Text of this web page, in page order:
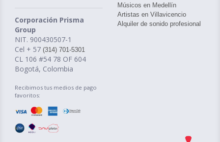
Corporación Prisma
Group
NIT. 900430507-1
Cel + 57 (314) 701-5301
CL 106 #54 78 OF 604
Bogotá, Colombia
Recibimos tus medios de pago
favoritos:
Músicos en Medellín
Artistas en Villavicencio
Alquiler de sonido profesional